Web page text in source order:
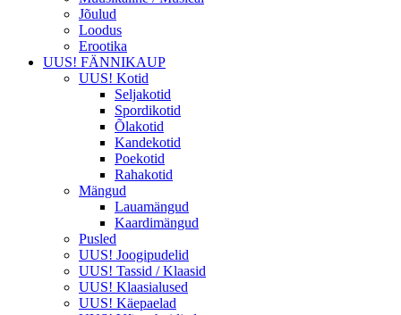
Jõulud
Loodus
Erootika
UUS! FÄNNIKAUP
UUS! Kotid
Seljakotid
Spordikotid
Õlakotid
Kandekotid
Poekotid
Rahakotid
Mängud
Lauamängud
Kaardimängud
Pusled
UUS! Joogipudelid
UUS! Tassid / Klaasid
UUS! Klaasialused
UUS! Käepaelad